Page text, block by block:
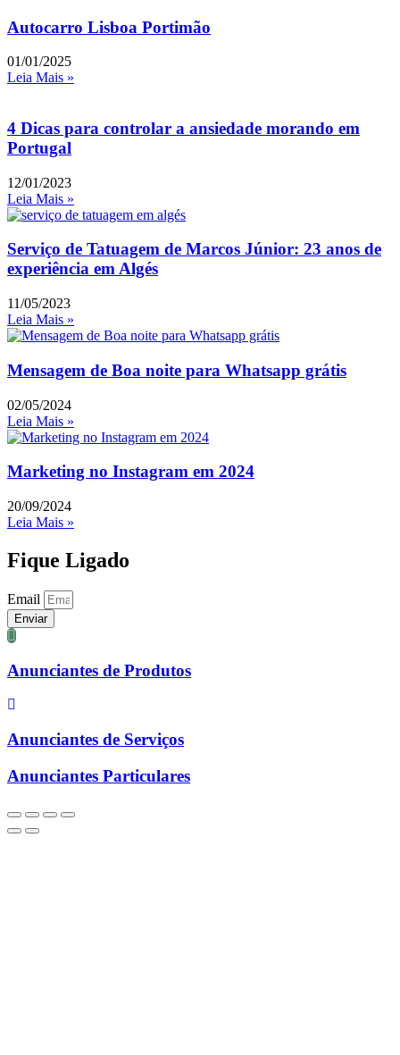
Autocarro Lisboa Portimão
01/01/2025
Leia Mais »
4 Dicas para controlar a ansiedade morando em
Portugal
12/01/2023
Leia Mais »
Serviço de Tatuagem de Marcos Júnior: 23 anos de
experiência em Algés
11/05/2023
Leia Mais »
Mensagem de Boa noite para Whatsapp grátis
02/05/2024
Leia Mais »
Marketing no Instagram em 2024
20/09/2024
Leia Mais »
Fique Ligado
Email
Enviar
Anunciantes de Produtos
Anunciantes de Serviços
Anunciantes Particulares